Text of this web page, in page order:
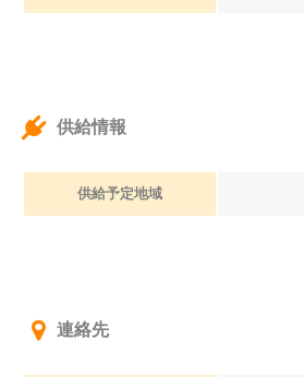
供給情報
供給予定地域
連絡先